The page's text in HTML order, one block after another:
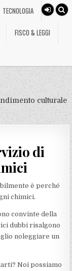
TECNOLOGIA
FISCO & LEGGI
culturale
di
è perché
chimici.
convinte della
dubbi risalgono
noleggiare un
Noi possiamo